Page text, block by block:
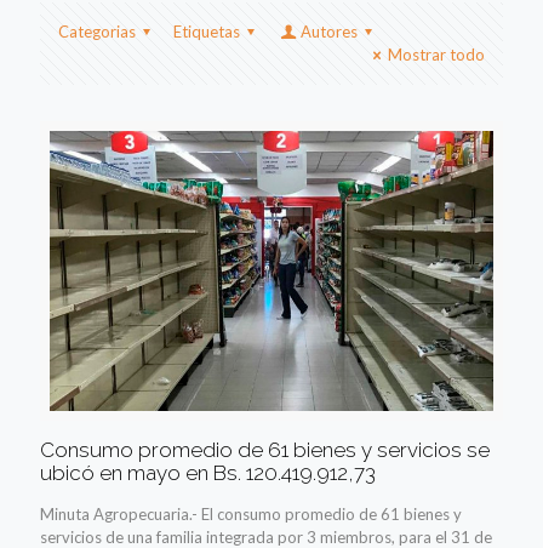
Categorias Etiquetas
Autores
Mostrar todo
Consumo promedio de 61 bienes y servicios se
ubicó en mayo en Bs. 120.419.912,73
Minuta Agropecuaria.- El consumo promedio de 61 bienes y
servicios de una familia integrada por 3 miembros, para el 31 de